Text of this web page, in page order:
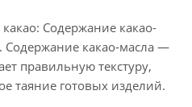
Содержание какао-
Содержание какао-масла —
правильную текстуру,
таяние готовых изделий.